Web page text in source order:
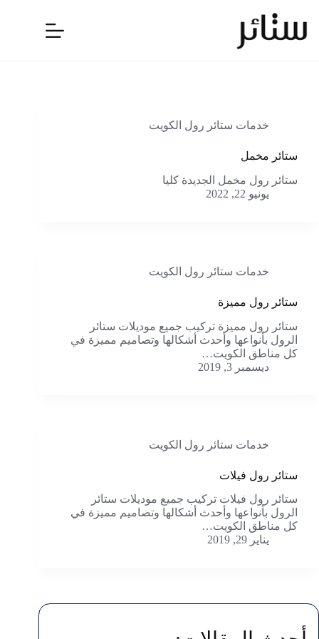
إلى
المحتوى
خدمات ستائر رول الكويت
ستائر مخمل
ستائر رول مخمل الجديدة كليا
يونيو 22, 2022
خدمات ستائر رول الكويت
ستائر رول مميزة
ستائر رول مميزة تركيب جميع موديلات ستائر
الرول بأنواعها وأحدث أشكالها وتصاميم مميزة في
كل مناطق الكويت…
ديسمبر 3, 2019
خدمات ستائر رول الكويت
ستائر رول فيلات
ستائر رول فيلات تركيب جميع موديلات ستائر
الرول بأنواعها وأحدث أشكالها وتصاميم مميزة في
كل مناطق الكويت…
يناير 29, 2019